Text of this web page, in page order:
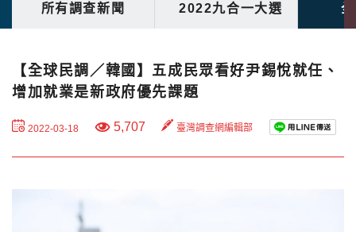
所有調查新聞 2022九合一大選
【全球民調／韓國】五成民眾看好尹錫悅就任、
增加就業是新政府優先課題
2022-03-18 5,707 臺灣調查網編輯部